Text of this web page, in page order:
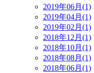
2019年06月(1)
2019年04月(1)
2019年02月(1)
2018年12月(1)
2018年10月(1)
2018年08月(1)
2018年06月(1)